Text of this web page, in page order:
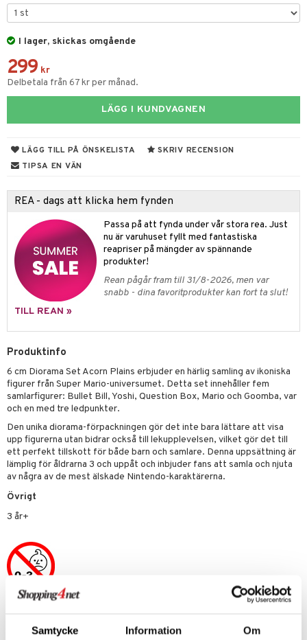
Samtycke Information Om
I lager, skickas omgående
299 kr
Delbetala från 67 kr per månad.
LÄGG I KUNDVAGNEN
LÄGG TILL PÅ ÖNSKELISTA
SKRIV RECENSION
TIPSA EN VÄN
REA - dags att klicka hem fynden
Passa på att fynda under vår stora rea. Just
nu är varuhuset fyllt med fantastiska
reapriser på mängder av spännande
produkter!
Rean pågår fram till 31/8-2026, men var
snabb - dina favoritprodukter kan fort ta slut!
TILL REAN »
Produktinfo
6 cm Diorama Set Acorn Plains erbjuder en härlig samling av ikoniska
figurer från Super Mario-universumet. Detta set innehåller fem
samlarfigurer: Bullet Bill, Yoshi, Question Box, Mario och Goomba, var
och en med tre ledpunkter.
Den unika diorama-förpackningen gör det inte bara lättare att visa
upp figurerna utan bidrar också till lekupplevelsen, vilket gör det till
ett perfekt tillskott för både barn och samlare. Denna uppsättning är
lämplig för åldrarna 3 och uppåt och inbjuder fans att samla och njuta
av några av de mest älskade Nintendo-karaktärerna.
Övrigt
3 år+
TSM47-1-XX
Barn
Love
Stockholm
Hoppetossa
Villa Villerkulla
& Gungdjur
Prinsessor
Gris
Potter
Kitty
Patrol
Bluey
Creator
Disney
Disney Princess
DUPLO
Friends
Minecraft
Ninjago
Speed Champions
Spidey
Super Heroes
& Köksredskap
leksaker
spel
bitar
svar